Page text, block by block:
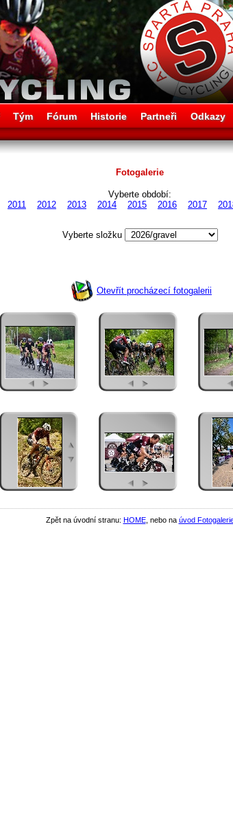
Tým Fórum Historie Partneři Odkazy
Fotogalerie
Vyberte období:
2011 2012 2013 2014 2015 2016 2017
Vyberte složku
Otevřít procházecí fotogalerii
Zpět na úvodní stranu: HOME, nebo na úvod